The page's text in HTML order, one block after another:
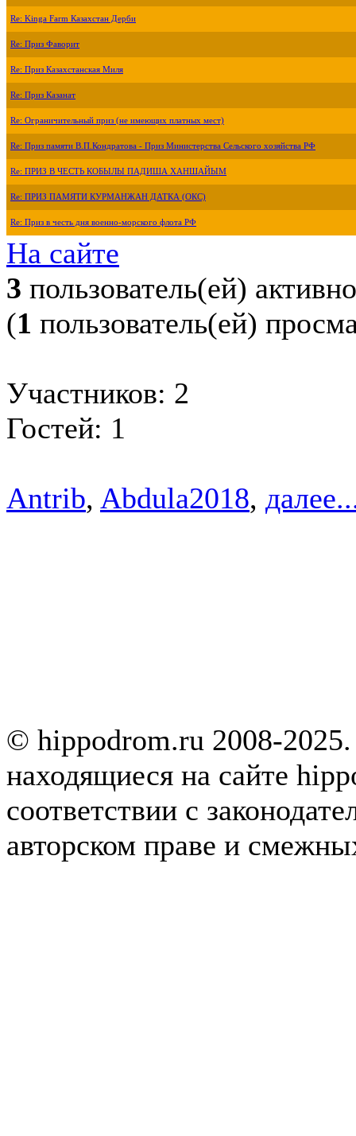
Re: Kinga Farm Казахстан Дерби
Re: Приз Фаворит
Re: Приз Казахстанская Миля
Re: Приз Казанат
Re: Ограничительный приз (не имеющих платных мест)
Re: Приз памяти В.П.Кондратова - Приз Министерства Сельского хозяйства РФ
Re: ПРИЗ В ЧЕСТЬ КОБЫЛЫ ПАДИША ХАНШАЙЫМ
Re: ПРИЗ ПАМЯТИ КУРМАНЖАН ДАТКА (ОКС)
Re: Приз в честь дня военно-морского флота РФ
На сайте
3 пользователь(ей) активно
(1 пользователь(ей)
Участников: 2
Гостей: 1
Antrib, Abdula2018,
© hippodrom.ru 2008-
находящиеся на сайте
соответствии с
авторском праве и